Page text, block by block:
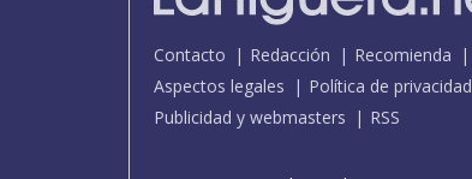
Contacto Redacción Recomienda
Aspectos legales
Política de privacidad
Publicidad y webmasters
RSS